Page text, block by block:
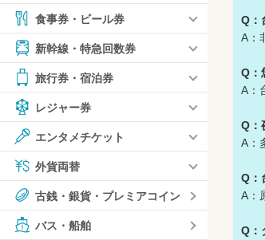
食事券・ビール券
新幹線・特急回数券
旅行券・宿泊券
レジャー券
エンタメチケット
外貨両替
古銭・銀貨・プレミアコイン
バス・船舶
Q：
A：
Q：
A：
Q：
A：
Q：
A：
Q：